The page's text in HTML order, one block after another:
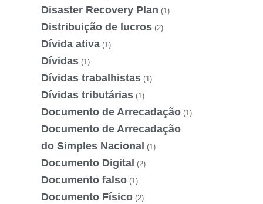
Disaster Recovery Plan (1)
Distribuição de lucros (2)
Dívida ativa (1)
Dívidas (1)
Dívidas trabalhistas (1)
Dívidas tributárias (1)
Documento de Arrecadação (1)
Documento de Arrecadação
do Simples Nacional (1)
Documento Digital (2)
Documento falso (1)
Documento Físico (2)